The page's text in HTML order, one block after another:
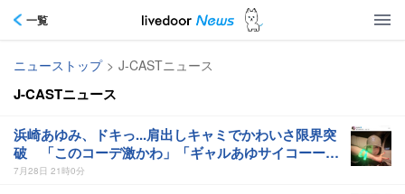
一覧
ニューストップ > J-CASTニュース
J-CASTニュース
浜崎あゆみ、ドキっ...肩出しキャミでかわいさ限界突
破 「このコーデ激かわ」「ギャルあゆサイコーー
ー」
7月28日 21時0分